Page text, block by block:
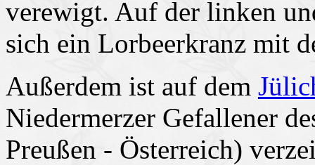
verewigt. Auf der linken
sich ein Lorbeerkranz mit
Außerdem ist auf dem
Niedermerzer Gefallener
Preußen - Österreich)